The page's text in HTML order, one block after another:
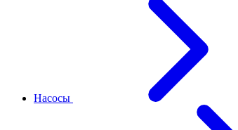
Насосы